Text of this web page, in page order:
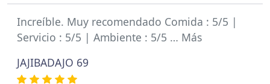
Increíble. Muy recomendado Comida : 5/5 |
Servicio : 5/5 | Ambiente : 5/5 … Más
JAJIBADAJO 69